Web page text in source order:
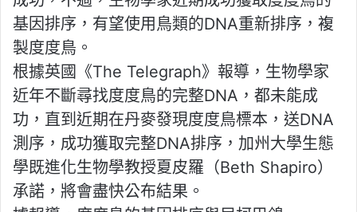
基因排序，有望使用鳥類的DNA重新排序，複
製度度鳥。
根據英國《The Telegraph》報導，生物學家
近年不斷尋找度度鳥的完整DNA，都未能成
功，直到近期在丹麥發現度度鳥標本，送DNA
測序，成功獲取完整DNA排序，加州大學生態
學既進化生物學教授夏皮羅（Beth Shapiro）
承諾，將會盡快公布結果。